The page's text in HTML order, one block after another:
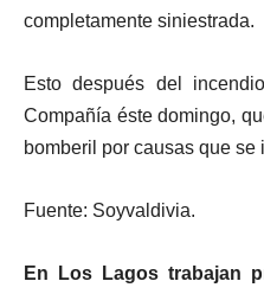
completamente siniestrada.
Esto después del
Compañía éste domingo,
bomberil por causas que se
Fuente: Soyvaldivia.
En Los Lagos trabajan